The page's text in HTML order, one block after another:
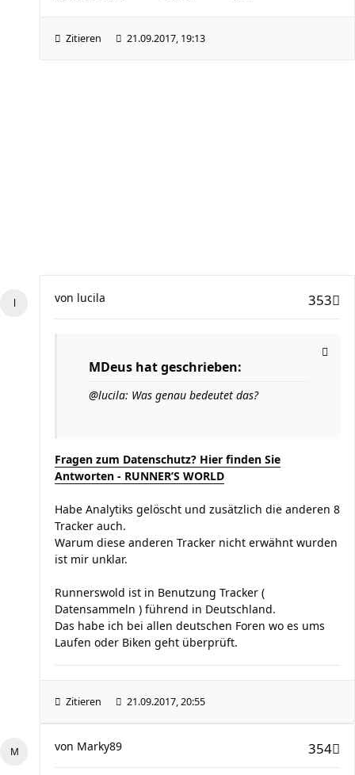
Zitieren 21.09.2017, 19:13
353
von lucila
MDeus hat geschrieben:
@lucila: Was genau bedeutet das?
Fragen zum Datenschutz? Hier finden Sie
Antworten - RUNNER’S WORLD
Habe Analytiks gelöscht und zusätzlich die anderen 8
Tracker auch.
Warum diese anderen Tracker nicht erwähnt wurden
ist mir unklar.
Runnerswold ist in Benutzung Tracker (
Datensammeln ) führend in Deutschland.
Das habe ich bei allen deutschen Foren wo es ums
Laufen oder Biken geht überprüft.
Zitieren 21.09.2017, 20:55
354
von Marky89